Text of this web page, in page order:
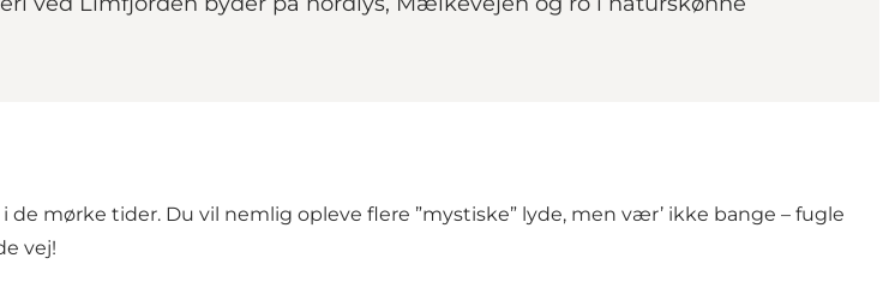
mørke tider. Du vil nemlig opleve flere ”mystiske” lyde, men vær’ ikke bange – fugle
vej!